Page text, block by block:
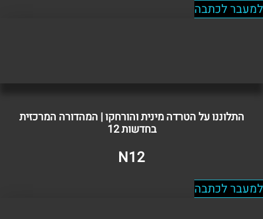
למעבר לכתבה
התלוננו על הטרדה מינית והורחקו | המהדורה המרכזית
בחדשות 12
N12
למעבר לכתבה